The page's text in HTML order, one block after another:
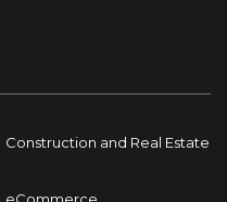
Construction and Real Estate
eCommerce